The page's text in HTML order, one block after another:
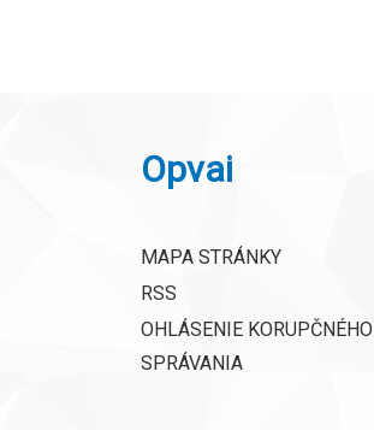
Opvai
MAPA STRÁNKY
RSS
OHLÁSENIE KORUPČNÉHO
SPRÁVANIA